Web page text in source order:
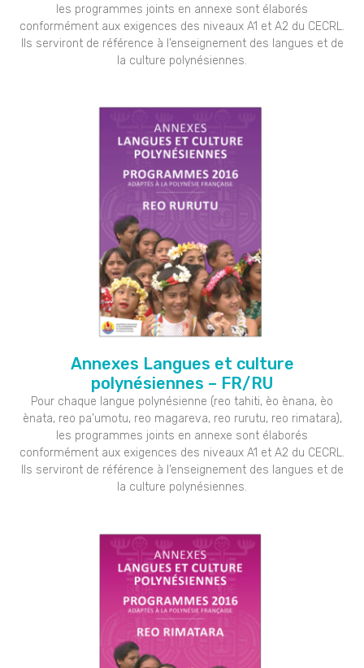
les programmes joints en annexe sont élaborés
conformément aux exigences des niveaux A1 et A2 du CECRL.
Ils serviront de référence à l’enseignement des langues et de
la culture polynésiennes.
Annexes Langues et culture
polynésiennes – FR/RU
Pour chaque langue polynésienne (reo tahiti, èo ènana, èo
ènata, reo pa’umotu, reo magareva, reo rurutu, reo rimatara),
les programmes joints en annexe sont élaborés
conformément aux exigences des niveaux A1 et A2 du CECRL.
Ils serviront de référence à l’enseignement des langues et de
la culture polynésiennes.